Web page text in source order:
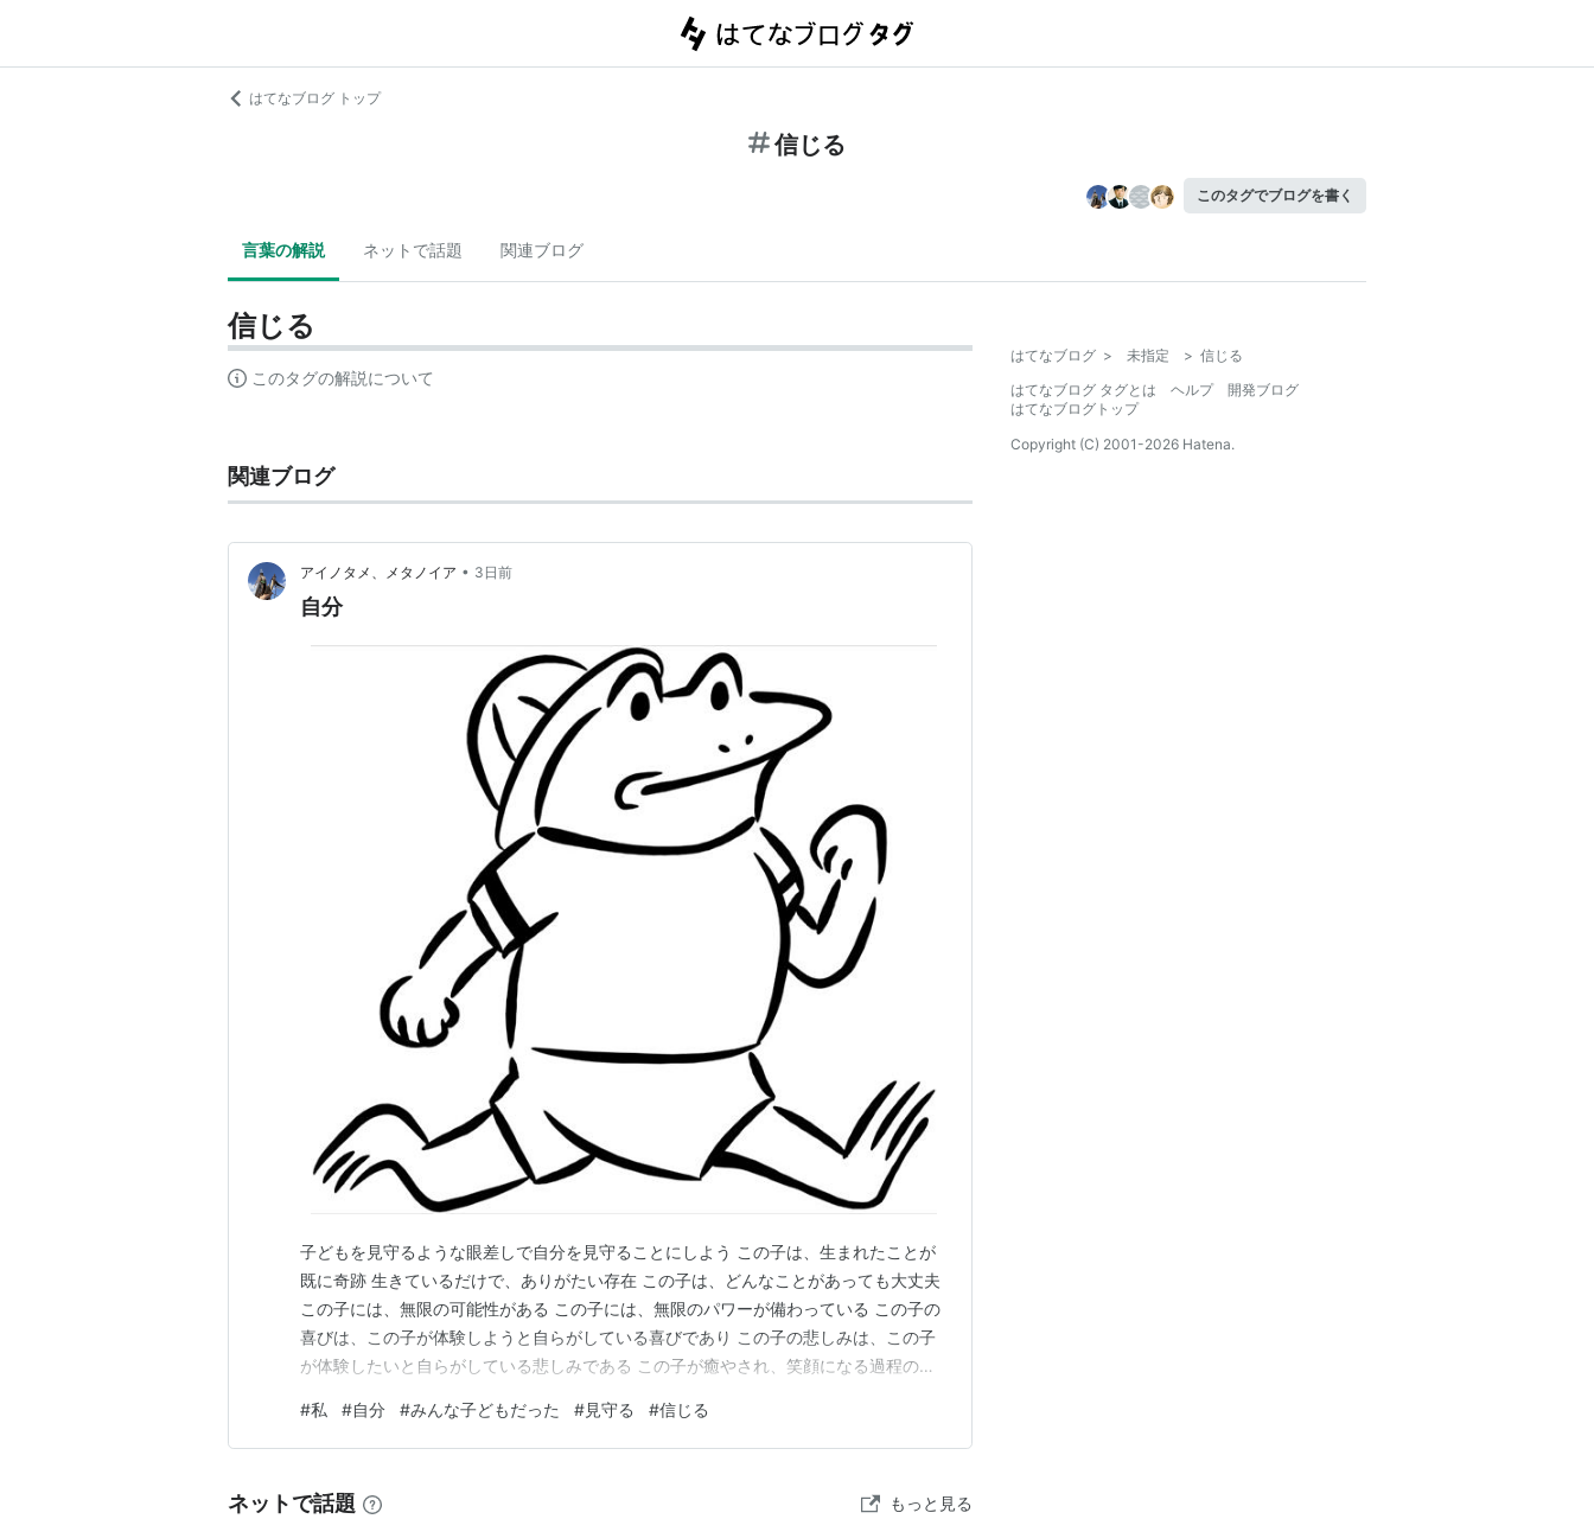
はてなブログ トップ
信じる
このタグでブログを書く
言葉の解説 ネットで話題 関連ブログ
信じる
このタグの解説について
関連ブログ
アイノタメ、メタノイア • 3日前
自分
子どもを見守るような眼差しで自分を見守ることにしよう この子は、生まれたことが
既に奇跡 生きているだけで、ありがたい存在 この子は、どんなことがあっても大丈夫
この子には、無限の可能性がある この子には、無限のパワーが備わっている この子の
喜びは、この子が体験しようと自らがしている喜びであり この子の悲しみは、この子
が体験したいと自らがしている悲しみである この子が癒やされ、笑顔になる過程の経
しで自分を見守ることにしよう 今日はここまで、また明日
#私 #自分 #みんな子どもだった #見守る #信じる
ネットで話題 もっと見る
はてなブログ > 未指定 > 信じる
はてなブログ タグとは
ヘルプ
開発ブログ
はてなブログトップ
Copyright (C) 2001-2026 Hatena.